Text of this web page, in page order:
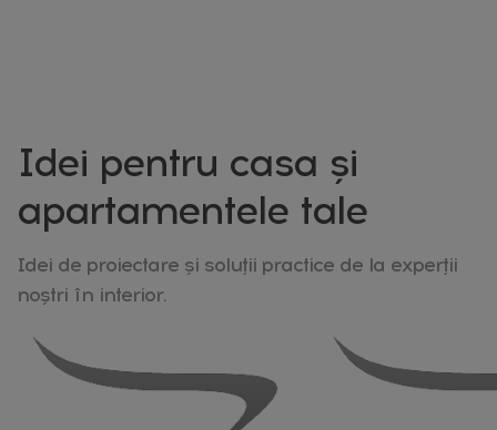
Idei pentru casa și
apartamentele tale
Idei de proiectare și soluții practice de la experții
noștri în interior.